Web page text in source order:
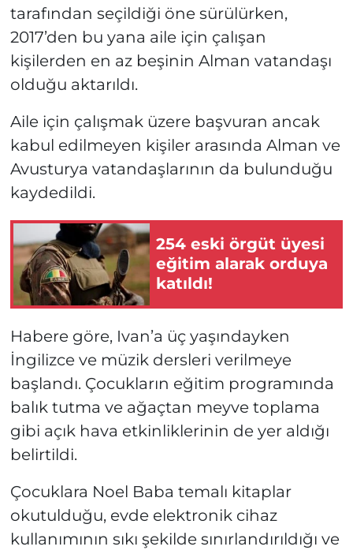
tarafından seçildiği öne sürülürken,
2017’den bu yana aile için çalışan
kişilerden en az beşinin Alman vatandaşı
olduğu aktarıldı.
Aile için çalışmak üzere başvuran ancak
kabul edilmeyen kişiler arasında Alman ve
Avusturya vatandaşlarının da bulunduğu
kaydedildi.
254 eski örgüt üyesi
eğitim alarak orduya
katıldı!
Habere göre, Ivan’a üç yaşındayken
İngilizce ve müzik dersleri verilmeye
başlandı. Çocukların eğitim programında
balık tutma ve ağaçtan meyve toplama
gibi açık hava etkinliklerinin de yer aldığı
belirtildi.
Çocuklara Noel Baba temalı kitaplar
okutulduğu, evde elektronik cihaz
kullanımının sıkı şekilde sınırlandırıldığı ve